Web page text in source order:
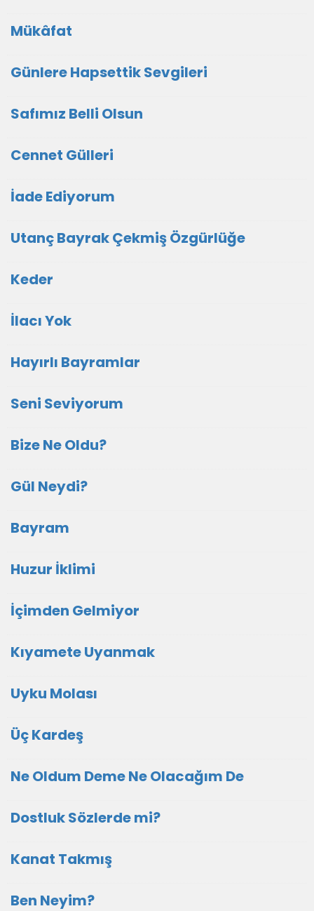
Mükâfat
Günlere Hapsettik Sevgileri
Safımız Belli Olsun
Cennet Gülleri
İade Ediyorum
Utanç Bayrak Çekmiş Özgürlüğe
Keder
İlacı Yok
Hayırlı Bayramlar
Seni Seviyorum
Bize Ne Oldu?
Gül Neydi?
Bayram
Huzur İklimi
İçimden Gelmiyor
Kıyamete Uyanmak
Uyku Molası
Üç Kardeş
Ne Oldum Deme Ne Olacağım De
Dostluk Sözlerde mi?
Kanat Takmış
Ben Neyim?